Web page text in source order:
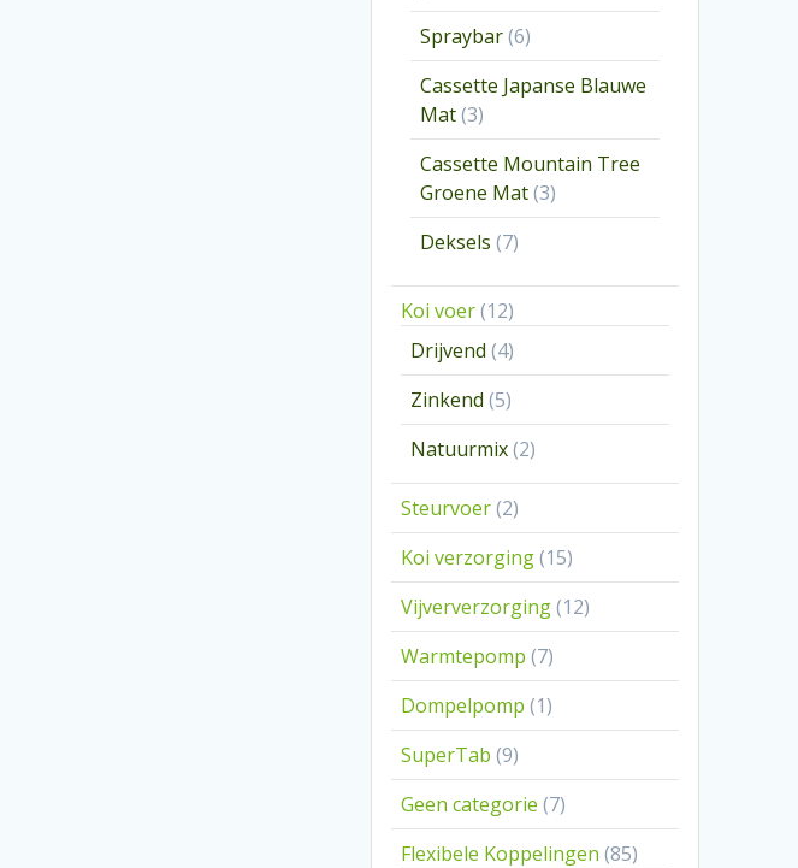
producten
Spraybar 66
producten
Cassette Japanse Blauwe
Mat 33
producten
Cassette Mountain Tree
Groene Mat 33
producten
Deksels 77
Koi voer 1212
producten
Drijvend 44
producten
Zinkend 55
producten
Natuurmix 22
producten
Steurvoer 22
producten
Koi verzorging 1515
producten
Vijververzorging 1212
producten
Warmtepomp 77
producten
Dompelpomp 11
product
SuperTab 99
producten
Geen categorie 77
producten
Flexibele Koppelingen 8585